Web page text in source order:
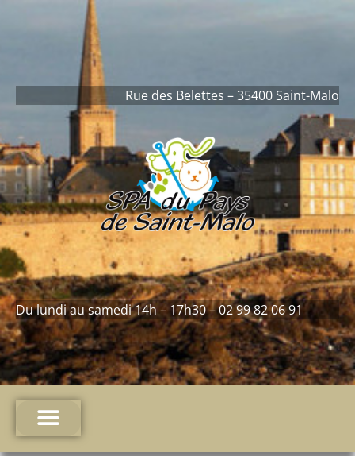
Rue des Belettes – 35400 Saint-Malo
Du lundi au samedi 14h – 17h30 – 02 99 82 06 91